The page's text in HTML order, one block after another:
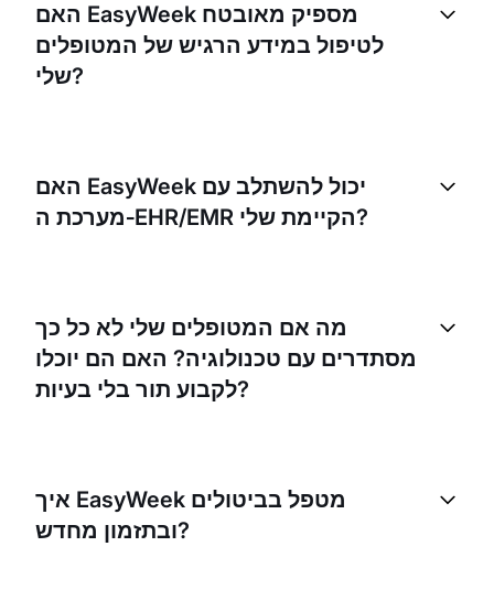
האם EasyWeek מספיק מאובטח
לטיפול במידע הרגיש של המטופלים
שלי?
מידע מחמירים כדי להבטיח אחסון ועיבוד מאובטחים של
כל המידע.
האם EasyWeek יכול להשתלב עם
מערכת ה‑EHR/EMR הקיימת שלי?
צרו איתנו קשר לקבלת מידע ספציפי לגבי התוכנה הקיימת
מה אם המטופלים שלי לא כל כך
מסתדרים עם טכנולוגיה? האם הם יוכלו
לקבוע תור בלי בעיות?
לבטל תורים בכמה לחיצות.
איך EasyWeek מטפל בביטולים
ובתזמון מחדש?